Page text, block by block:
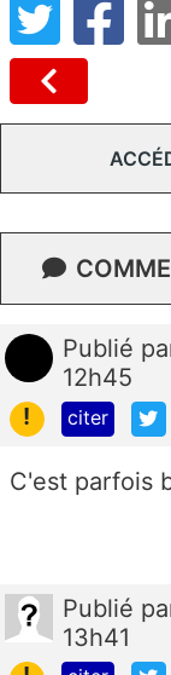
Publié
12h45
!
citer
C'est parfois
Publié
13h41